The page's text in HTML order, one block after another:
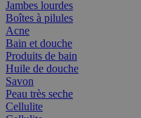
Jambes lourdes
Boîtes à pilules
Acne
Bain et douche
Produits de bain
Huile de douche
Savon
Peau très seche
Cellulite